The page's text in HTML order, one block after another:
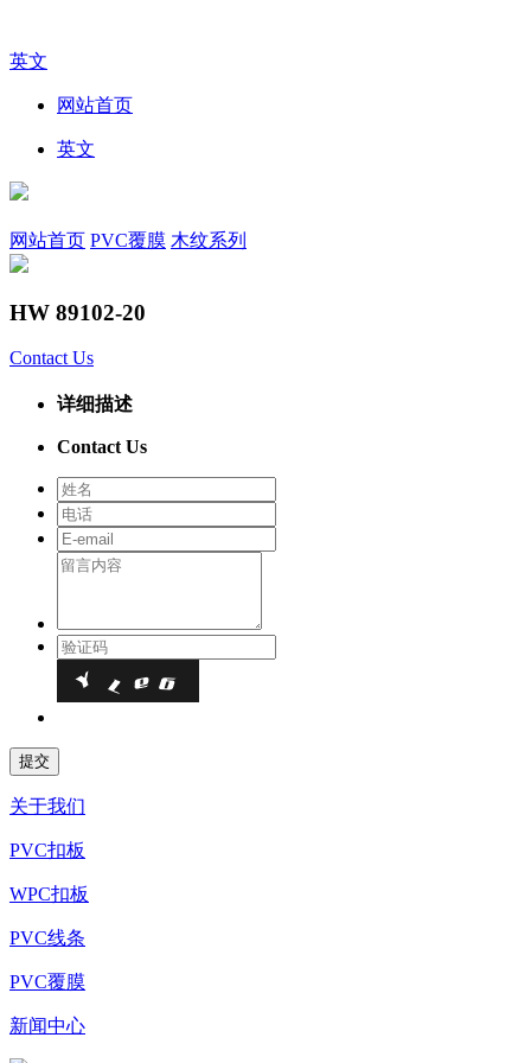
英文
网站首页
英文
网站首页 PVC覆膜 木纹系列
HW 89102-20
Contact Us
详细描述
Contact Us
关于我们
PVC扣板
WPC扣板
PVC线条
PVC覆膜
新闻中心